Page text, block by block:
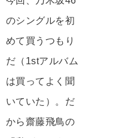
のシングルを初
めて買うつもり
だ（1stアルバム
は買ってよく聞
いていた）。だ
から齋藤飛鳥の